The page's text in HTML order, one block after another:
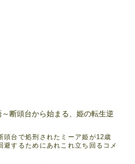
～断頭台から始まる、姫の転生逆
頭台で処刑されたミーア姫が12歳
避するためにあれこれ立ち回るコメ